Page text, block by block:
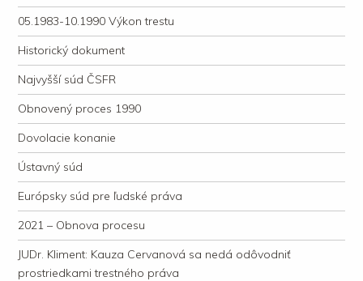
05.1983-10.1990 Výkon trestu
Historický dokument
Najvyšší súd ČSFR
Obnovený proces 1990
Dovolacie konanie
Ústavný súd
Európsky súd pre ľudské práva
2021 – Obnova procesu
JUDr. Kliment: Kauza Cervanová sa nedá odôvodniť
prostriedkami trestného práva